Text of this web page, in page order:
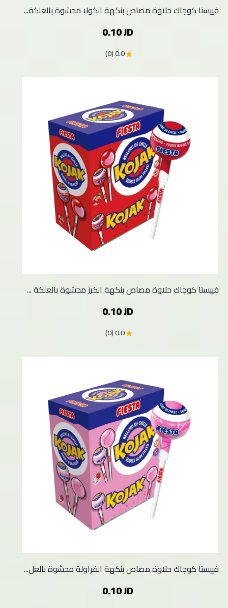
فييستا كوجاك حلاوة مصاص بنكهة الكولا محشوة بالعلكة...
0.10 JD
فييستا كوجاك حلاوة مصاص بنكهة الكرز محشوة بالعلكة ...
0.10 JD
فييستا كوجاك حلاوة مصاص بنكهة الفراولة محشوة بالعل...
0.10 JD